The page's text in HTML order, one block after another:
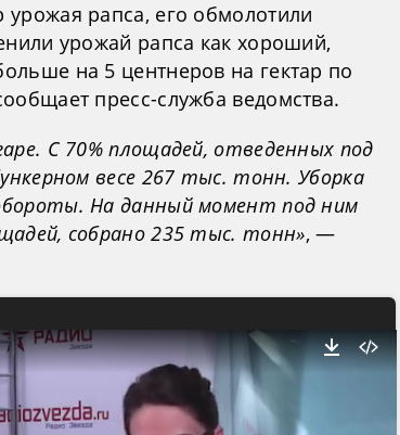
рапса, его обмолотили
урожай рапса как хороший,
на 5 центнеров на гектар по
пресс-служба ведомства.
С 70% площадей, отведенных под
весе 267 тыс. тонн. Уборка
На данный момент под ним
собрано 235 тыс. тонн», —